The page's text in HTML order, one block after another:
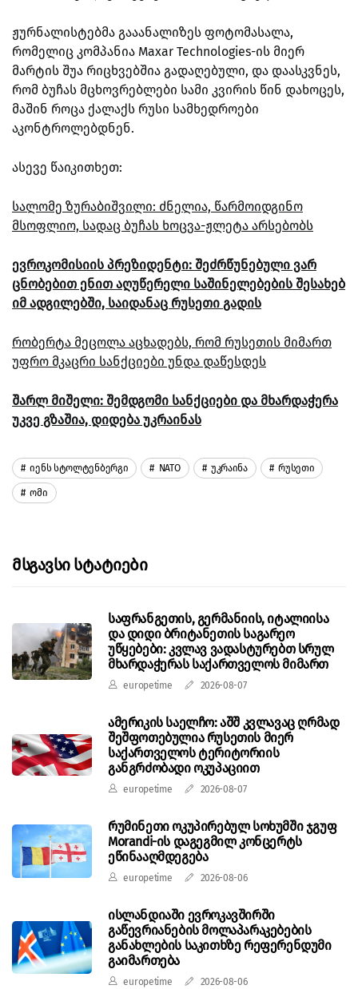
ჟურნალისტებმა გააანალიზეს ფოტომასალა,
რომელიც კომპანია Maxar Technologies-ის მიერ
მარტის შუა რიცხვებშია გადაღებული, და დაასკვნეს,
რომ ბუჩას მცხოვრებლები სამი კვირის წინ დახოცეს,
მაშინ როცა ქალაქს რუსი სამხედროები
აკონტროლებდნენ.
ასევე წაიკითხეთ:
სალომე ზურაბიშვილი: ძნელია, წარმოიდგინო
მსოფლიო, სადაც ბუჩას ხოცვა-ჟლეტა არსებობს
ევროკომისიის პრეზიდენტი: შეძრწუნებული ვარ
ცნობებით ენით აღუწერელი საშინელებების შესახებ
იმ ადგილებში, საიდანაც რუსეთი გადის
რობერტა მეცოლა აცხადებს, რომ რუსეთის მიმართ
უფრო მკაცრი სანქციები უნდა დაწესდეს
შარლ მიშელი: შემდგომი სანქციები და მხარდაჭერა
უკვე გზაშია, დიდება უკრაინას
Იენს Სტოლტენბერგი NATO Უკრაინა Რუსეთი
Ომი
Მსგავსი Სტატიები
საფრანგეთის, გერმანიის, იტალიისა
და დიდი ბრიტანეთის საგარეო
უწყებები: კვლავ ვადასტურებთ სრულ
მხარდაჭერას საქართველოს მიმართ
europetime 2026-08-07
ამერიკის საელჩო: აშშ კვლავაც ღრმად
შეშფოთებულია რუსეთის მიერ
საქართველოს ტერიტორიის
განგრძობადი ოკუპაციით
europetime 2026-08-07
რუმინეთი ოკუპირებულ სოხუმში ჯგუფ
Morandi-ის დაგეგმილ კონცერტს
ეწინააღმდეგება
europetime 2026-08-06
ისლანდიაში ევროკავშირში
გაწევრიანების მოლაპარაკებების
განახლების საკითხზე რეფერენდუმი
გაიმართება
europetime 2026-08-06